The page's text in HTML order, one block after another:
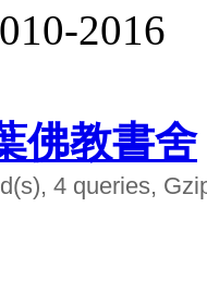
2016
佛教書舍
4 queries,